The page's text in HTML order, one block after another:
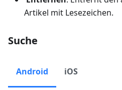
Artikel mit Lesezeichen.
Suche
Android iOS